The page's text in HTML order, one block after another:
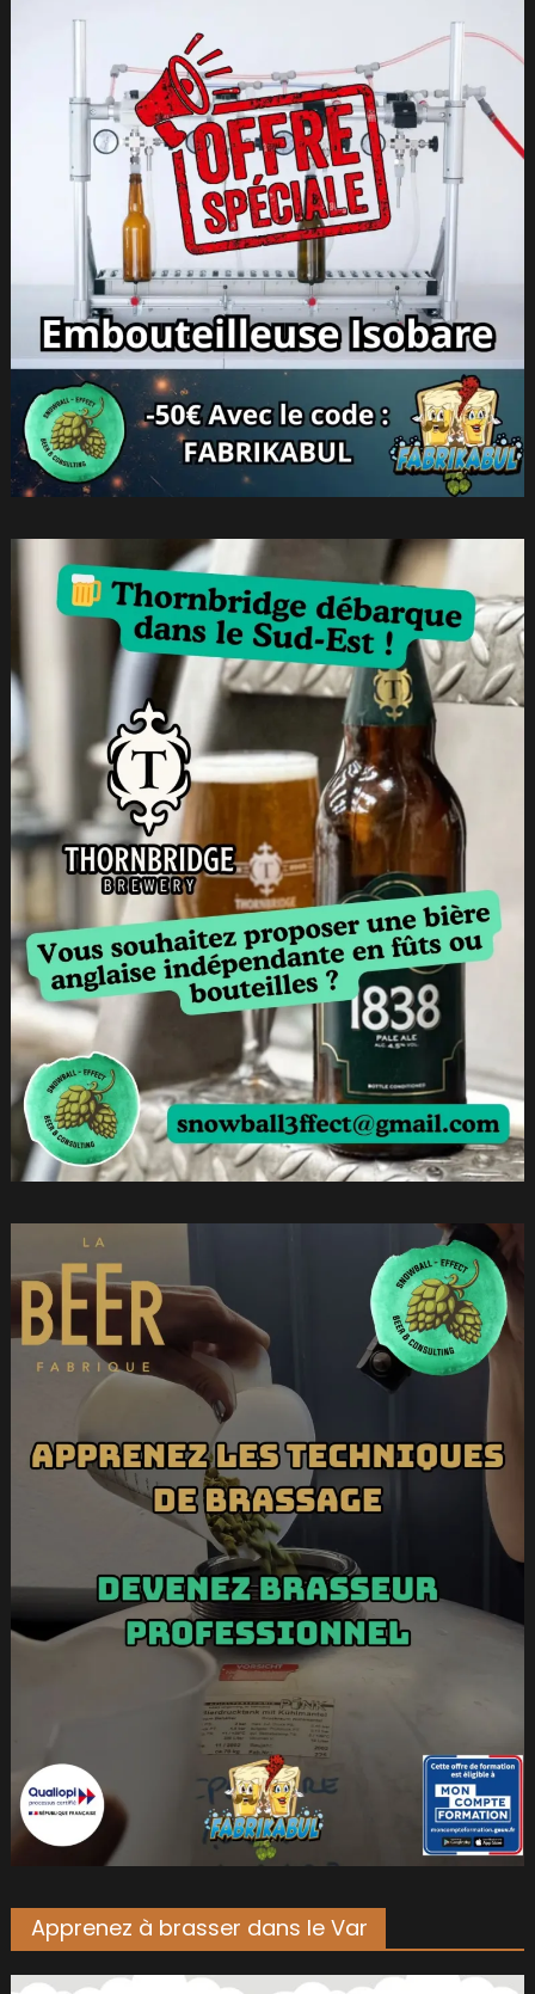
Apprenez à brasser dans le Var